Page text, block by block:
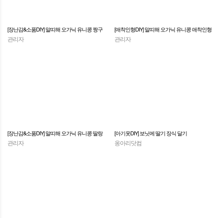
[장난감&소품DIY] 말띠해 오가닉 유니콩 짱구
베개 만들기
관리자
[애착인형DIY] 말띠해 오가닉 유니콩 애착인형
만들기
관리자
[장난감&소품DIY] 말띠해 오가닉 유니콩 딸랑
이 만들기
관리자
[아기옷DIY] 보닛에 딸기 장식 달기
옹아리닷컴